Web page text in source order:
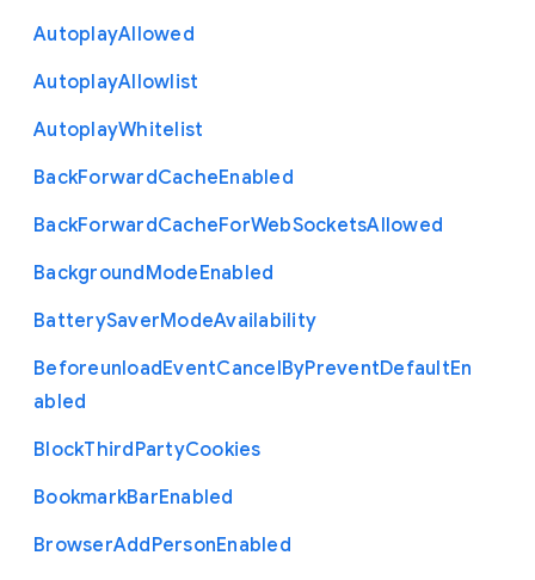
AutoplayAllowed
AutoplayAllowlist
AutoplayWhitelist
BackForwardCacheEnabled
BackForwardCacheForWebSocketsAllowed
BackgroundModeEnabled
BatterySaverModeAvailability
BeforeunloadEventCancelByPreventDefaultEn
abled
BlockThirdPartyCookies
BookmarkBarEnabled
BrowserAddPersonEnabled